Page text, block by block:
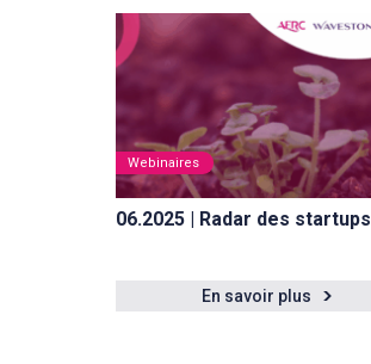
Webinaires
06.2025 | Radar des startups
En savoir plus